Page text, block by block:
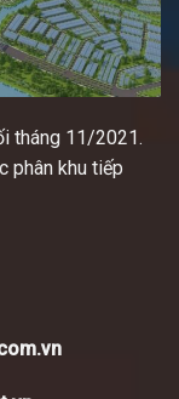
tháng 11/2021.
phân khu tiếp